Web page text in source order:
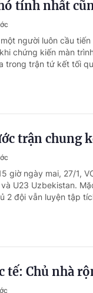
tính nhất
người luôn cầu
chứng kiến màn
trong trận tứ kết tối
trận chung
giờ ngày mai, 27/1,
U23 Uzbekistan.
2 đội vẫn luyện tập
tế: Chủ nhà